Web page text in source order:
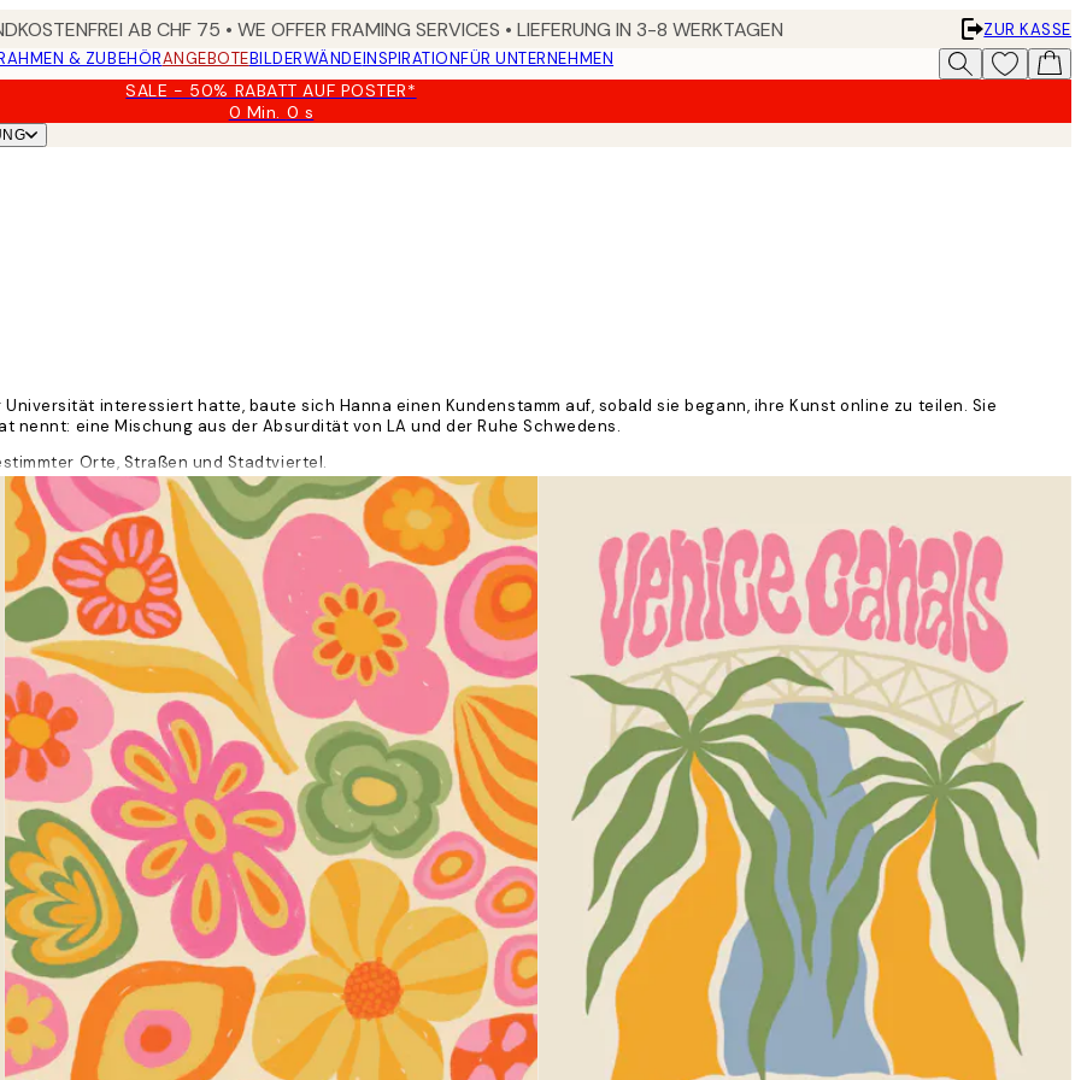
AB CHF 75 • WE OFFER FRAMING SERVICES • LIEFERUNG IN 3-8 WERKTAGEN
ZUR KASSE
& ZUBEHÖRANGEBOTEBILDERWÄNDEINSPIRATIONFÜR UNTERNEHMEN
SALE - 50% RABATT AUF POSTER*
0 Min. 0 s
Gültig
interessiert hatte, baute sich Hanna einen Kundenstamm auf, sobald sie begann, ihre Kunst online zu teilen. Sie
eine Mischung aus der Absurdität von LA und der Ruhe Schwedens.
Orte, Straßen und Stadtviertel.